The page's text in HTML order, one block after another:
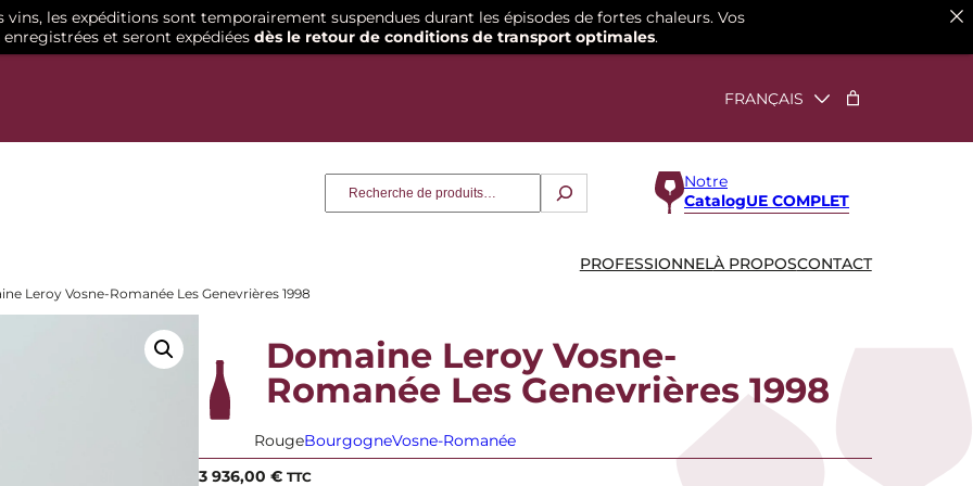
Notre
CatalogUE COMPLET
PROFESSIONNELÀ PROPOSCONTACT
Leroy Vosne-Romanée Les Genevrières 1998
Domaine Leroy Vosne-
Romanée Les Genevrières 1998
RougeBourgogneVosne-Romanée
3 936,00 € TTC
les expéditions sont temporairement suspendues durant les épisodes de fortes chaleurs. Vos
et seront expédiées dès le retour de conditions de transport optimales.